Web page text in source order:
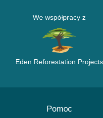
We współpracy z
Eden Reforestation Projects
Pomoc